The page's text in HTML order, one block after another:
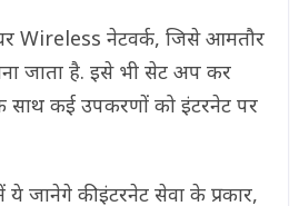
Wireless नेटवर्क, जिसे आमतौर
जाता है. इसे भी सेट अप कर
कई उपकरणों को इंटरनेट पर
की इंटरनेट सेवा के प्रकार,